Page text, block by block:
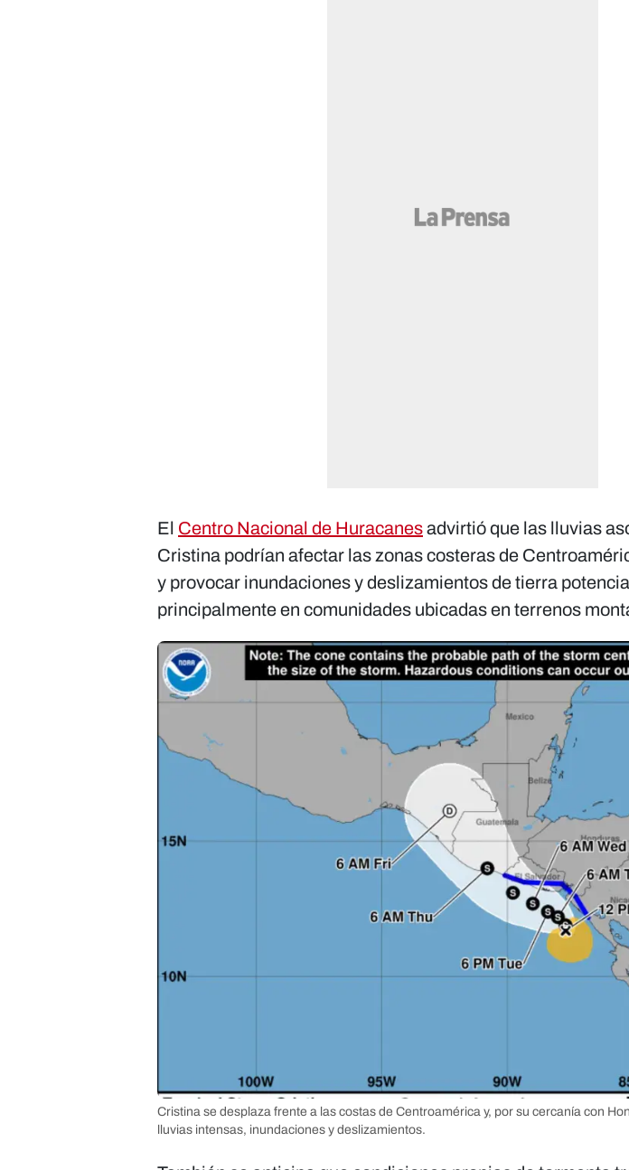
El Centro Nacional de Huracanesadvirtió que las lluvias
Cristina podrían afectar las zonas costeras de
y provocar inundaciones y deslizamientos de tierra
principalmente en comunidades ubicadas en terrenos
Cristina se desplaza frente a las costas de Centroamérica y, por su cercanía con
lluvias intensas, inundaciones y deslizamientos.